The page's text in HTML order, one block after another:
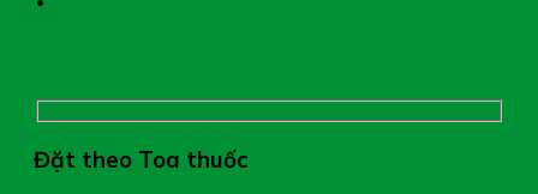
Đặt theo Toa thuốc